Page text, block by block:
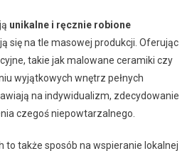
unikalne i ręcznie robione
się na tle masowej produkcji. Oferując
takie jak malowane ceramiki czy
wyjątkowych wnętrz pełnych
na indywidualizm, zdecydowanie
czegoś niepowtarzalnego.
to także sposób na wspieranie lokalnej